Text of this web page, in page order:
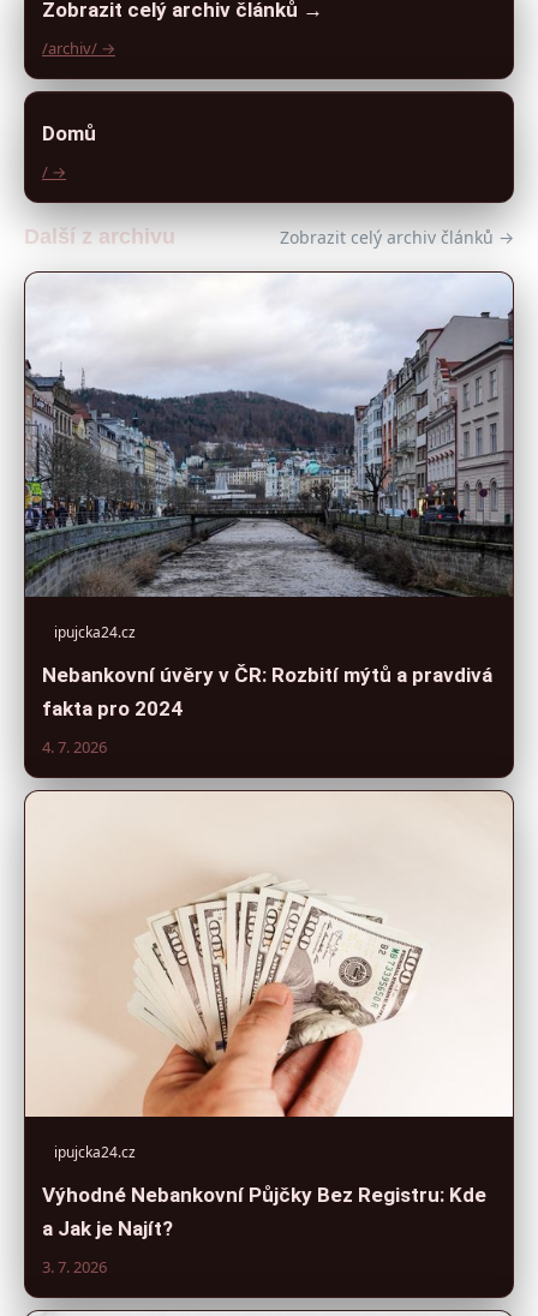
Zobrazit celý archiv článků →
/archiv/ →
Domů
/ →
Další z archivu Zobrazit celý archiv článků →
ipujcka24.cz
Nebankovní úvěry v ČR: Rozbití mýtů a pravdivá
fakta pro 2024
4. 7. 2026
ipujcka24.cz
Výhodné Nebankovní Půjčky Bez Registru: Kde
a Jak je Najít?
3. 7. 2026